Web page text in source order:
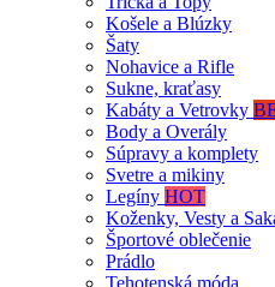
Košele a Blúzky
Šaty
Nohavice a Rifle
Sukne, kraťasy
Kabáty a Vetrovky
Body a Overály
Súpravy a komplety
Svetre a mikiny
Legíny HOT
Koženky, Vesty a
Športové oblečenie
Prádlo
Tehotenská móda